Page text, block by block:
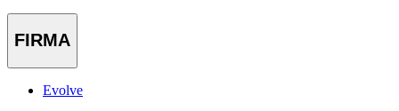
FIRMA
Evolve